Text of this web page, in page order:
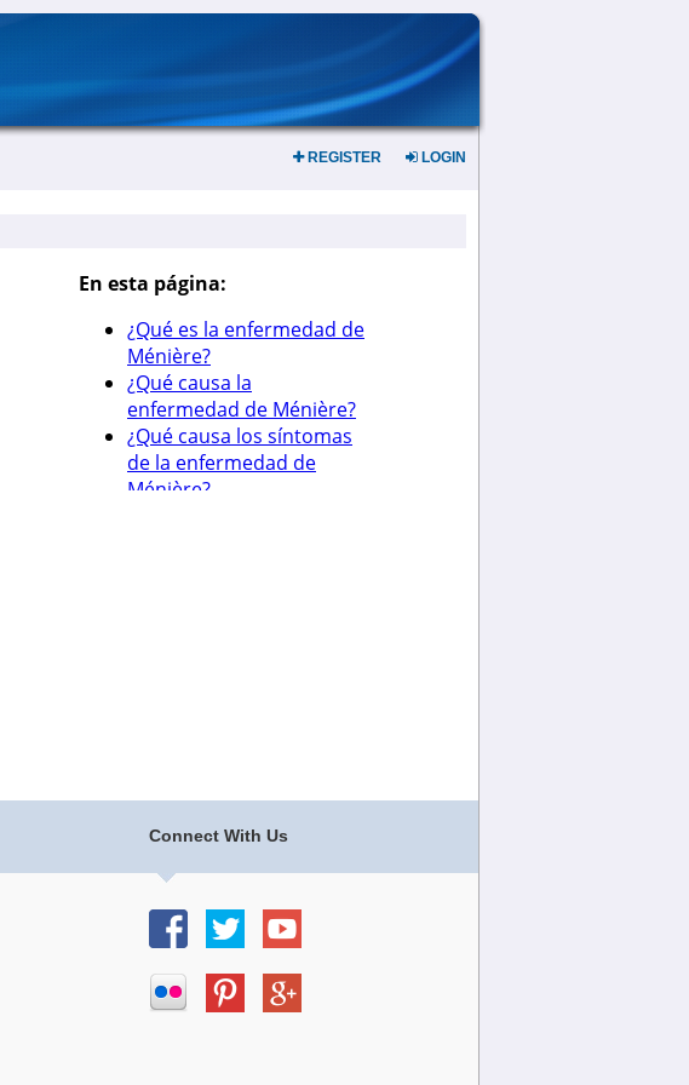
REGISTER LOGIN
Connect With Us